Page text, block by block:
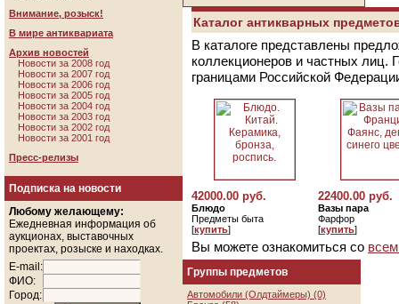
Внимание, розыск!
В мире антиквариата
Архив новостей
Новости за 2008 год
Новости за 2007 год
Новости за 2006 год
Новости за 2005 год
Новости за 2004 год
Новости за 2003 год
Новости за 2002 год
Новости за 2001 год
Пресс-релизы
Подписка на новости
Любому желающему:
Ежедневная информация об
аукционах, выставочных
проектах, розыске и находках.
E-mail:
ФИО:
Город:
Каталог антикварных
В каталоге представлены
коллекционеров и частных лиц.
границами Российской
42000.00 руб.
Блюдо
Предметы быта
[купить]
22400.00 руб.
Вазы пара
Фарфор
[купить]
Вы можете ознакомиться со
Группы предметов
Автомобили (Олдтаймеры) (0)